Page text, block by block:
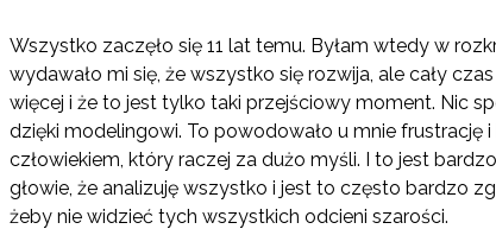
Wszystko zaczęło się 11 lat temu. Byłam wtedy w
wydawało mi się, że wszystko się rozwija, ale cały
więcej i że to jest tylko taki przejściowy moment. Nic
dzięki modelingowi. To powodowało u mnie frustrację
człowiekiem, który raczej za dużo myśli. I to jest
głowie, że analizuję wszystko i jest to często bardzo
żeby nie widzieć tych wszystkich odcieni szarości.